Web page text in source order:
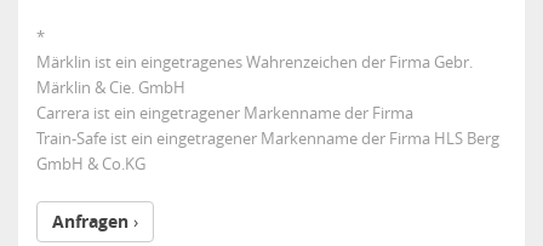
*
Märklin ist ein eingetragenes Wahrenzeichen der Firma Gebr.
Märklin & Cie. GmbH
Carrera ist ein eingetragener Markenname der Firma
Train-Safe ist ein eingetragener Markenname der Firma HLS Berg
GmbH & Co.KG
Anfragen